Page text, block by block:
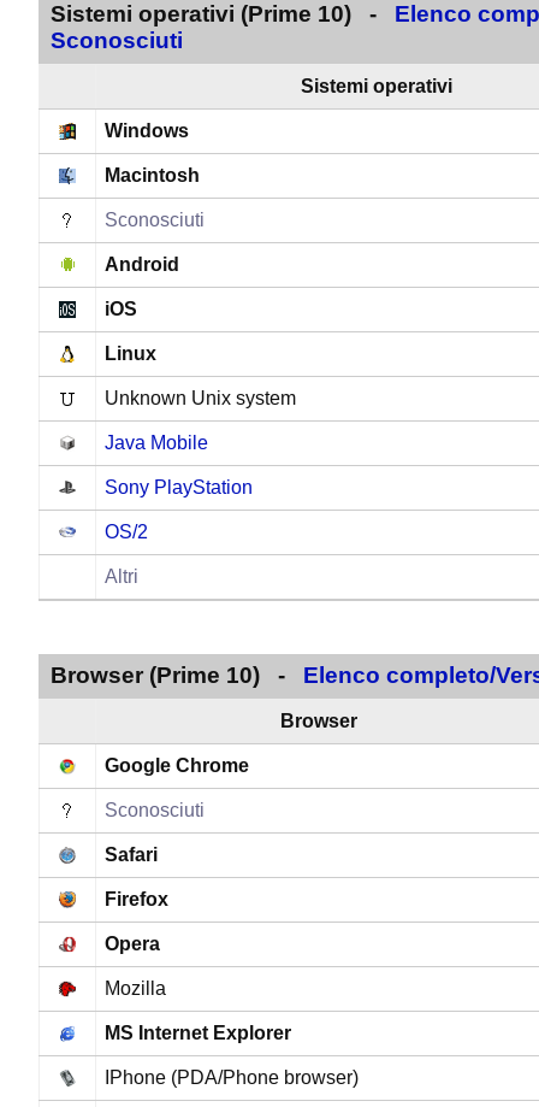
Sistemi operativi (Prime 10) - Elenco
Sconosciuti
Sistemi operativi
Windows
Macintosh
Sconosciuti
Android
iOS
Linux
Unknown Unix system
Java Mobile
Sony PlayStation
OS/2
Altri
Browser (Prime 10) - Elenco completo/
Browser
Google Chrome
Sconosciuti
Safari
Firefox
Opera
Mozilla
MS Internet Explorer
IPhone (PDA/Phone browser)